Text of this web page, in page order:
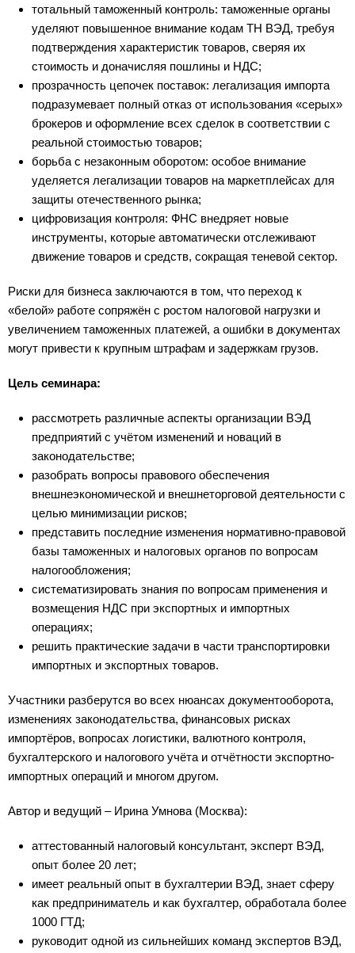
тотальный таможенный контроль: таможенные органы
уделяют повышенное внимание кодам ТН ВЭД, требуя
подтверждения характеристик товаров, сверяя их
стоимость и доначисляя пошлины и НДС;
прозрачность цепочек поставок: легализация импорта
подразумевает полный отказ от использования «серых»
брокеров и оформление всех сделок в соответствии с
реальной стоимостью товаров;
борьба с незаконным оборотом: особое внимание
уделяется легализации товаров на маркетплейсах для
защиты отечественного рынка;
цифровизация контроля: ФНС внедряет новые
инструменты, которые автоматически отслеживают
движение товаров и средств, сокращая теневой сектор.
Риски для бизнеса заключаются в том, что переход к
«белой» работе сопряжён с ростом налоговой нагрузки и
увеличением таможенных платежей, а ошибки в документах
могут привести к крупным штрафам и задержкам грузов.
Цель семинара:
рассмотреть различные аспекты организации ВЭД
предприятий с учётом изменений и новаций в
законодательстве;
разобрать вопросы правового обеспечения
внешнеэкономической и внешнеторговой деятельности с
целью минимизации рисков;
представить последние изменения нормативно-правовой
базы таможенных и налоговых органов по вопросам
налогообложения;
систематизировать знания по вопросам применения и
возмещения НДС при экспортных и импортных
операциях;
решить практические задачи в части транспортировки
импортных и экспортных товаров.
Участники разберутся во всех нюансах документооборота,
изменениях законодательства, финансовых рисках
импортёров, вопросах логистики, валютного контроля,
бухгалтерского и налогового учёта и отчётности экспортно-
импортных операций и многом другом.
Автор и ведущий – Ирина Умнова (Москва):
аттестованный налоговый консультант, эксперт ВЭД,
опыт более 20 лет;
имеет реальный опыт в бухгалтерии ВЭД, знает сферу
как предприниматель и как бухгалтер, обработала более
1000 ГТД;
руководит одной из сильнейших команд экспертов ВЭД,